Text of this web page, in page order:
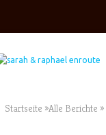
Startseite »Alle Berichte »